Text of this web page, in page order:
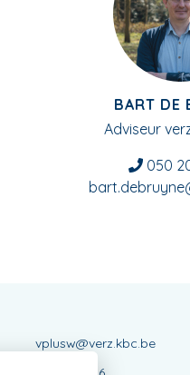
BART DE
Adviseur
050
vplusw@verz.kbc.be